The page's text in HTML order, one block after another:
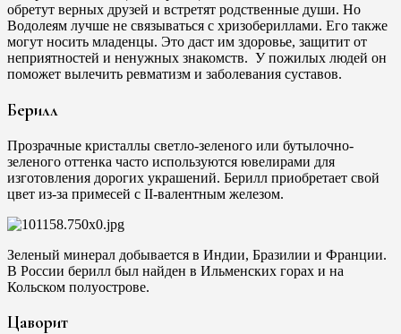
обретут верных друзей и встретят родственные души. Но
Водолеям лучше не связываться с хризобериллами. Его также
могут носить младенцы. Это даст им здоровье, защитит от
неприятностей и ненужных знакомств. У пожилых людей он
поможет вылечить ревматизм и заболевания суставов.
Берилл
Прозрачные кристаллы светло-зеленого или бутылочно-
зеленого оттенка часто используются ювелирами для
изготовления дорогих украшений. Берилл приобретает свой
цвет из-за примесей с II-валентным железом.
Зеленый минерал добывается в Индии, Бразилии и Франции.
В России берилл был найден в Ильменских горах и на
Кольском полуострове.
Цаворит